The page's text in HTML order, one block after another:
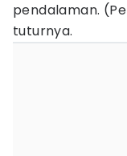
pendalaman.
tuturnya.